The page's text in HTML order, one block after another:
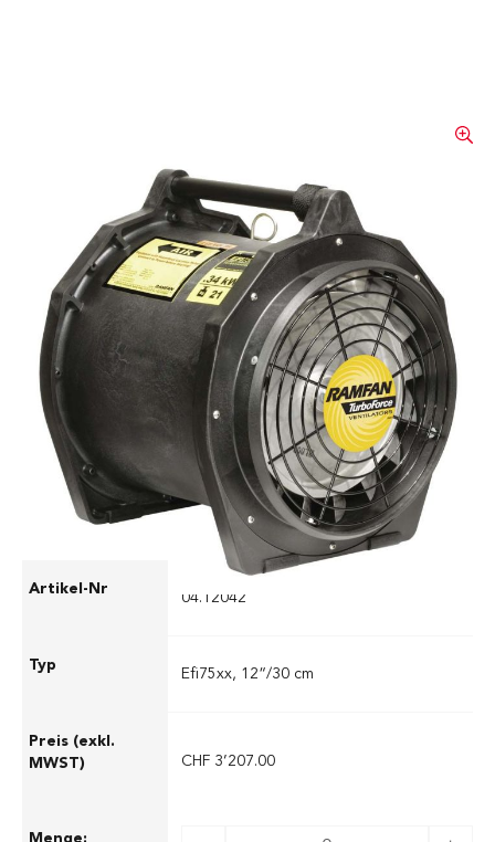
Hochleistungslüfter
EFI75xx, 12“/30 cm
Ausführungen
04.12042
Efi75xx, 12“/30 cm
CHF 3’207.00